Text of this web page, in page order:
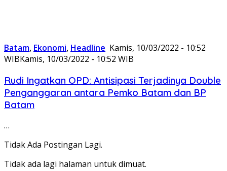
Batam, Ekonomi, Headline Kamis, 10/03/2022 - 10:52
WIBKamis, 10/03/2022 - 10:52 WIB
Rudi Ingatkan OPD: Antisipasi Terjadinya Double
Penganggaran antara Pemko Batam dan BP
Batam
…
Tidak Ada Postingan Lagi.
Tidak ada lagi halaman untuk dimuat.